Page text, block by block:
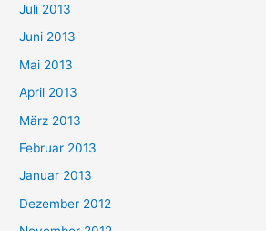
Juli 2013
Juni 2013
Mai 2013
April 2013
März 2013
Februar 2013
Januar 2013
Dezember 2012